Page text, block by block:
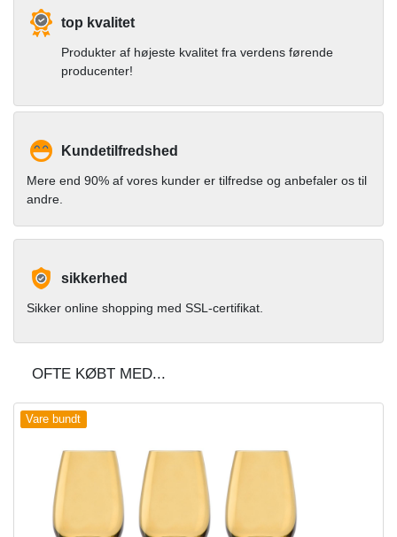
top kvalitet
Produkter af højeste kvalitet fra verdens førende
producenter!
Kundetilfredshed
Mere end 90% af vores kunder er tilfredse og anbefaler os til
andre.
sikkerhed
Sikker online shopping med SSL-certifikat.
OFTE KØBT MED...
Vare bundt